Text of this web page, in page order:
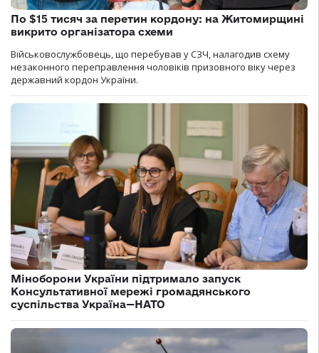
По $15 тисяч за перетин кордону: на Житомирщині
викрито організатора схеми
Військовослужбовець, що перебував у СЗЧ, налагодив схему
незаконного переправлення чоловіків призовного віку через
державний кордон України.
Міноборони України підтримало запуск
Консультативної мережі громадянського
суспільства Україна—НАТО